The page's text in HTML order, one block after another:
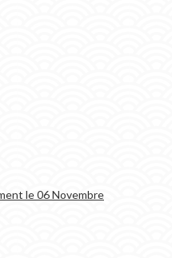
le 06 Novembre